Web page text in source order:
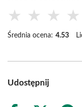
★ ★ ★ ★
Średnia ocena: 4.53
Udostępnij